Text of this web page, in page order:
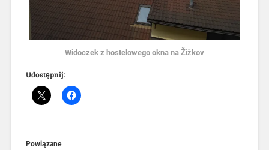
Widoczek z hostelowego okna na Žižkov
Udostępnij:
Powiązane